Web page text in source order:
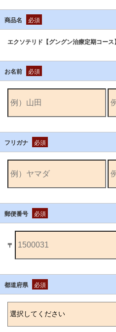
商品名 必須
エクソテリド【グングン治療定期コー
お名前 必須
フリガナ 必須
郵便番号 必須
〒
都道府県 必須